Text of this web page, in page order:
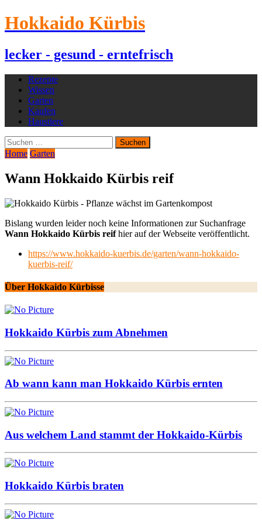
Hokkaido Kürbis
lecker - gesund - erntefrisch
Rezepte
Wissen
Garten
Kaufen
Haustiere
Suchen
nach:
Home Garten
Wann Hokkaido Kürbis reif
Bislang wurden leider noch keine Informationen zur Suchanfrage
Wann Hokkaido Kürbis reifhier auf der Webseite veröffentlicht.
https://www.hokkaido-kuerbis.de/garten/wann-hokkaido-
kuerbis-reif/
Über Hokkaido Kürbisse
Hokkaido Kürbis zum Abnehmen
Ab wann kann man Hokkaido Kürbis ernten
Aus welchem Land stammt der Hokkaido-Kürbis
Hokkaido Kürbis braten